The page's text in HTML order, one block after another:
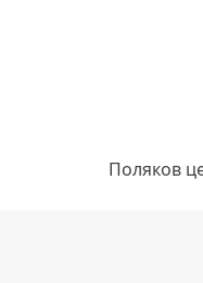
Поляков